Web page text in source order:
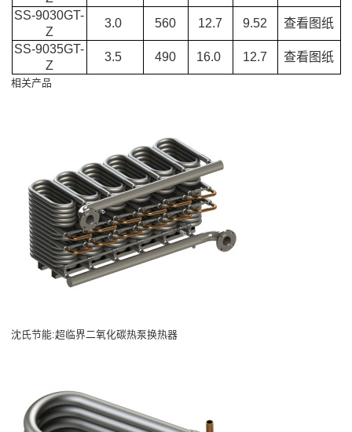
SS-9030GT-
Z
3.0 560 12.7 9.52
查看图纸
SS-9035GT-
Z
3.5 490 16.0 12.7 查看图纸
相关产品
沈氏节能:超临界二氧化碳热泵换热器